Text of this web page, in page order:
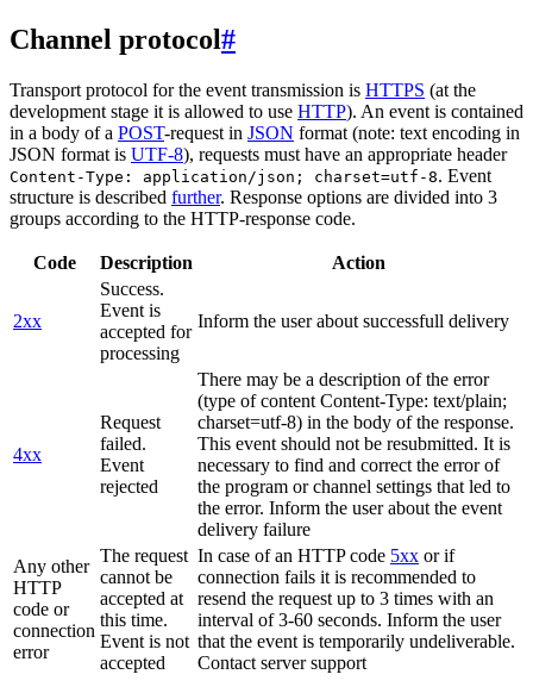
Channel protocol#
Transport protocol for the event transmission is HTTPS (at the
development stage it is allowed to use HTTP). An event is contained
in a body of a POST-request in JSON format (note: text encoding in
JSON format is UTF-8), requests must have an appropriate header
Content-Type: application/json; charset=utf-8. Event
structure is described further. Response options are divided into 3
groups according to the HTTP-response code.
Code Description Action
2xx
Success.
Event is
accepted for
processing
Inform the user about successfull delivery
4xx
Request
failed.
Event
rejected
There may be a description of the error
(type of content Content-Type: text/plain;
charset=utf-8) in the body of the response.
This event should not be resubmitted. It is
necessary to find and correct the error of
the program or channel settings that led to
the error. Inform the user about the event
delivery failure
Any other
HTTP
code or
connection
error
The request
cannot be
accepted at
this time.
Event is not
accepted
In case of an HTTP code 5xx or if
connection fails it is recommended to
resend the request up to 3 times with an
interval of 3-60 seconds. Inform the user
that the event is temporarily undeliverable.
Contact server support